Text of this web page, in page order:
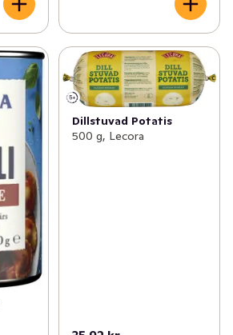
Dillstuvad Potatis
500 g, Lecora